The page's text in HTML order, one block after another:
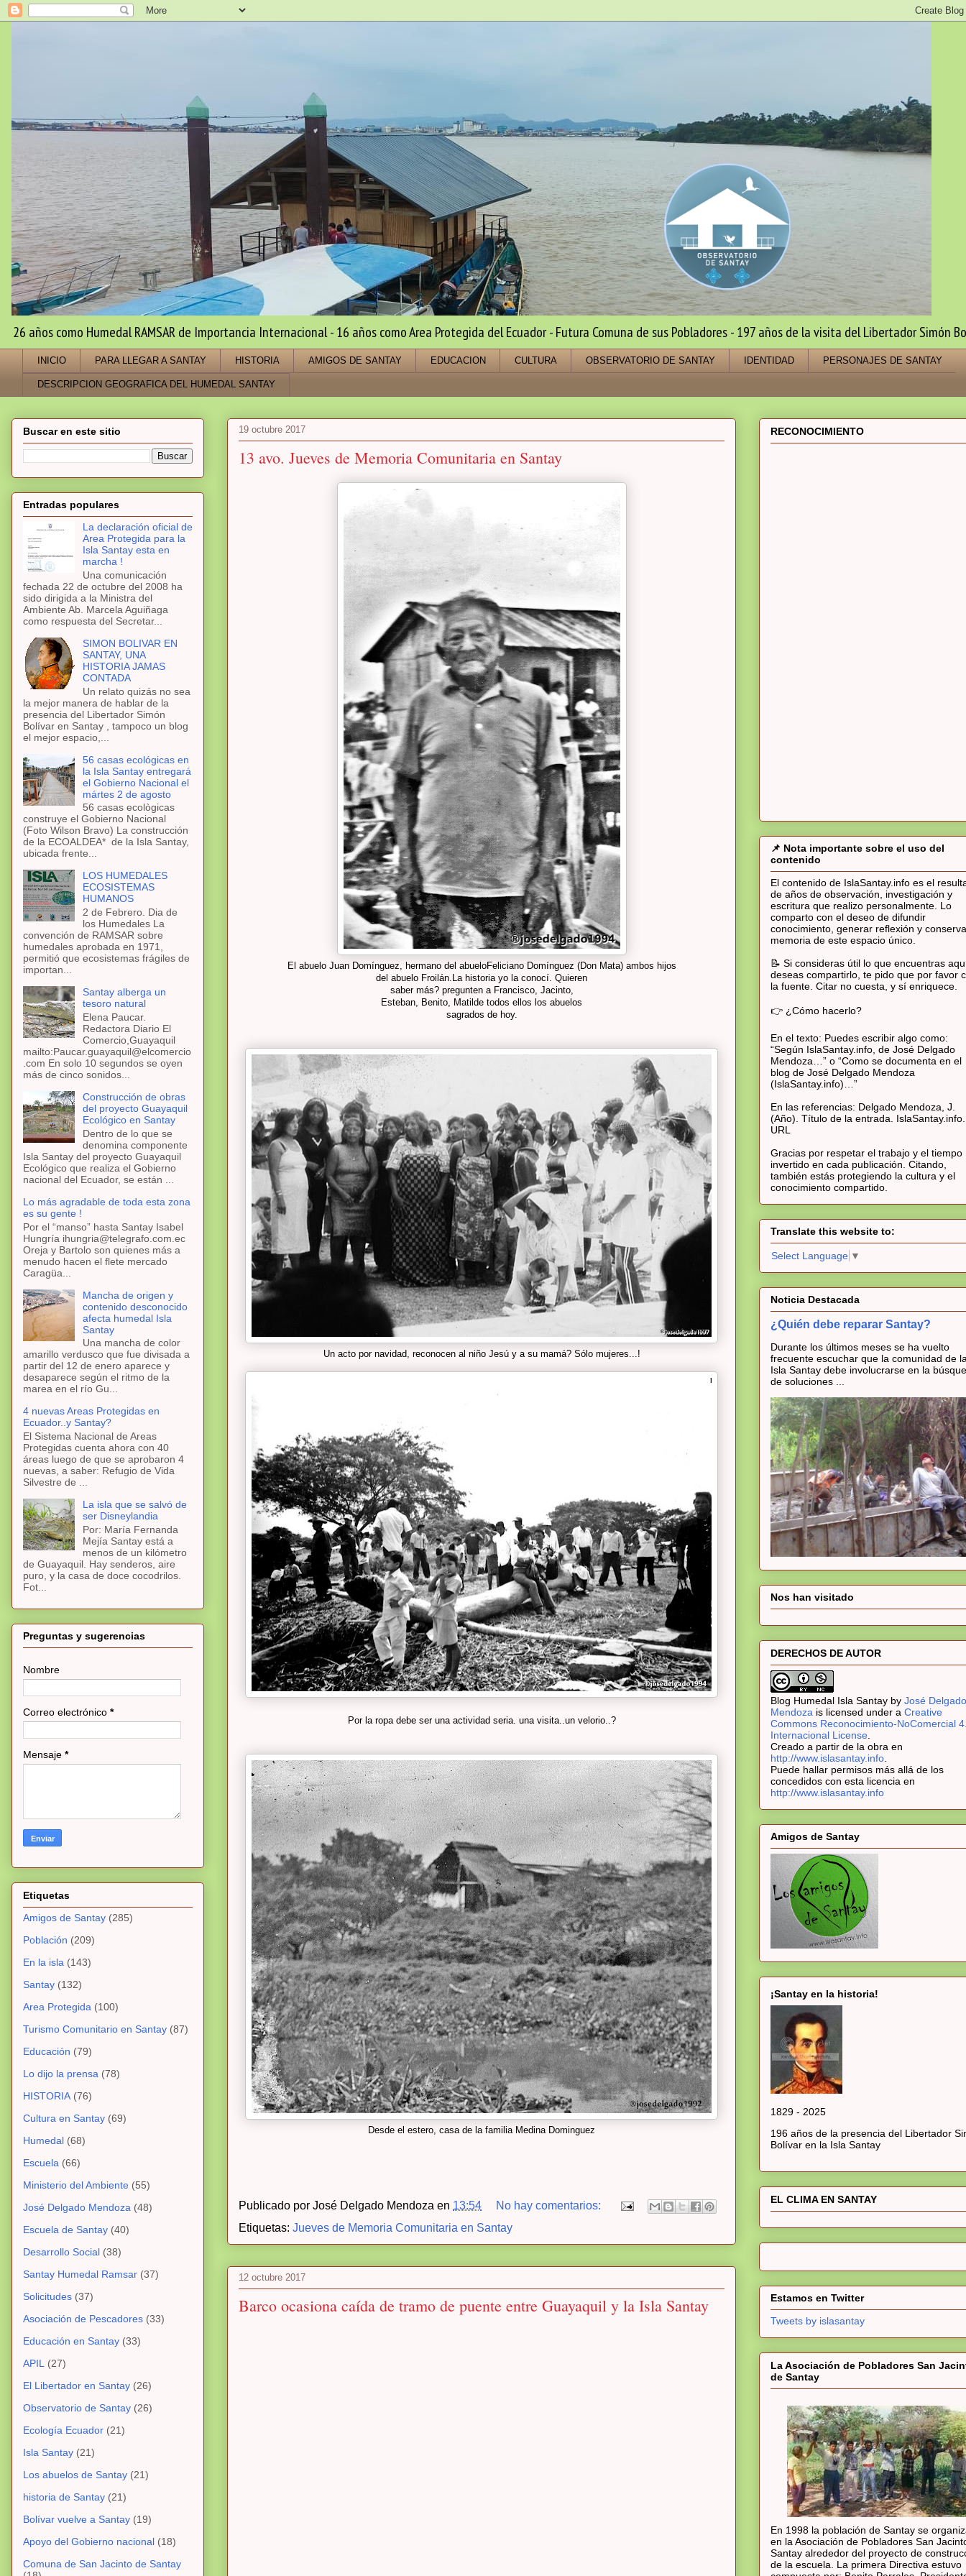
26 años como Humedal RAMSAR de Importancia Internacional - 16 años como Area Protegida del Ecuador - Futura Comuna de sus Pobladores - 197 años de la visita del Libertador Simón
INICIO PARA LLEGAR A SANTAY HISTORIA AMIGOS DE SANTAY EDUCACION CULTURA OBSERVATORIO DE SANTAY IDENTIDAD PERSONAJES DE SANTAY
DESCRIPCION GEOGRAFICA DEL HUMEDAL SANTAY
19 octubre 2017
13 avo. Jueves de Memoria Comunitaria en Santay
El abuelo Juan Domínguez, hermano del abueloFeliciano Domínguez (Don Mata) ambos hijos
del abuelo Froilán.La historia yo la conocí. Quieren
saber más? pregunten a Francisco, Jacinto,
Esteban, Benito, Matilde todos ellos los abuelos
sagrados de hoy.
Un acto por navidad, reconocen al niño Jesú y a su mamá? Sólo mujeres...!
Por la ropa debe ser una actividad seria. una visita..un velorio..?
Desde el estero, casa de la familia Medina Dominguez
Publicado por José Delgado Mendoza en 13:54
No hay comentarios:
Etiquetas: Jueves de Memoria Comunitaria en Santay
12 octubre 2017
Barco ocasiona caída de tramo de puente entre Guayaquil y la Isla Santay
Buscar en este sitio
Entradas populares
La declaración oficial de
Area Protegida para la
Isla Santay esta en
marcha !
Una comunicación
fechada 22 de octubre del 2008 ha
sido dirigida a la Ministra del
Ambiente Ab. Marcela Aguiñaga
como respuesta del Secretar...
SIMON BOLIVAR EN
SANTAY, UNA
HISTORIA JAMAS
CONTADA
Un relato quizás no sea
la mejor manera de hablar de la
presencia del Libertador Simón
Bolívar en Santay , tampoco un blog
el mejor espacio,...
56 casas ecológicas en
la Isla Santay entregará
el Gobierno Nacional el
mártes 2 de agosto
56 casas ecològicas
construye el Gobierno Nacional
(Foto Wilson Bravo) La construcción
de la ECOALDEA* de la Isla Santay,
ubicada frente...
LOS HUMEDALES
ECOSISTEMAS
HUMANOS
2 de Febrero. Dia de
los Humedales La
convención de RAMSAR sobre
humedales aprobada en 1971,
permitió que ecosistemas frágiles de
importan...
Santay alberga un
tesoro natural
Elena Paucar.
Redactora Diario El
Comercio,Guayaquil
mailto:Paucar.guayaquil@elcomercio
.com En solo 10 segundos se oyen
más de cinco sonidos...
Construcción de obras
del proyecto Guayaquil
Ecológico en Santay
Dentro de lo que se
denomina componente
Isla Santay del proyecto Guayaquil
Ecológico que realiza el Gobierno
nacional del Ecuador, se están ...
Lo más agradable de toda esta zona
es su gente !
Por el “manso” hasta Santay Isabel
Hungría ihungria@telegrafo.com.ec
Oreja y Bartolo son quienes más a
menudo hacen el flete mercado
Caragüa...
Mancha de origen y
contenido desconocido
afecta humedal Isla
Santay
Una mancha de color
amarillo verdusco que fue divisada a
partir del 12 de enero aparece y
desaparece según el ritmo de la
marea en el río Gu...
4 nuevas Areas Protegidas en
Ecuador..y Santay?
El Sistema Nacional de Areas
Protegidas cuenta ahora con 40
áreas luego de que se aprobaron 4
nuevas, a saber: Refugio de Vida
Silvestre de ...
La isla que se salvó de
ser Disneylandia
Por: María Fernanda
Mejía Santay está a
menos de un kilómetro
de Guayaquil. Hay senderos, aire
puro, y la casa de doce cocodrilos.
Fot...
Preguntas y sugerencias
Nombre
Correo electrónico *
Mensaje *
Etiquetas
Amigos de Santay (285)
Población (209)
En la isla (143)
Santay (132)
Area Protegida (100)
Turismo Comunitario en Santay (87)
Educación (79)
Lo dijo la prensa (78)
HISTORIA (76)
Cultura en Santay (69)
Humedal (68)
Escuela (66)
Ministerio del Ambiente (55)
José Delgado Mendoza (48)
Escuela de Santay (40)
Desarrollo Social (38)
Santay Humedal Ramsar (37)
Solicitudes (37)
Asociación de Pescadores (33)
Educación en Santay (33)
APIL
(27)
El Libertador en Santay (26)
Observatorio de Santay (26)
Ecología Ecuador (21)
Isla Santay (21)
Los abuelos de Santay (21)
historia de Santay (21)
Bolívar vuelve a Santay (19)
Apoyo del Gobierno nacional (18)
Comuna de San Jacinto de Santay
RECONOCIMIENTO
📌 Nota importante sobre el uso del
contenido
El contenido de IslaSantay.info es el
de años de observación, investigación y
escritura que realizo personalmente. Lo
comparto con el deseo de difundir
conocimiento, generar reflexión y
memoria de este espacio único.
📝 Si consideras útil lo que encuentras
deseas compartirlo, te pido que por favor
la fuente. Citar no cuesta, y sí enriquece.
👉 ¿Cómo hacerlo?
En el texto: Puedes escribir algo como:
“Según IslaSantay.info, de José Delgado
Mendoza…” o “Como se documenta en el
blog de José Delgado Mendoza
(IslaSantay.info)…”
En las referencias: Delgado Mendoza, J.
(Año). Título de la entrada.
URL
Gracias por respetar el trabajo y el tiempo
invertido en cada publicación. Citando,
también estás protegiendo la cultura y el
conocimiento compartido.
Translate this website to:
Select Language ▼
Noticia Destacada
¿Quién debe reparar Santay?
Durante los últimos meses se ha vuelto
frecuente escuchar que la comunidad de
Isla Santay debe involucrarse en la
de soluciones ...
Nos han visitado
DERECHOS DE AUTOR
Blog Humedal Isla Santay by José Delgado
Mendoza is licensed under a Creative
Commons Reconocimiento-NoComercial
Internacional License
Creado a partir de la obra en
http://www.islasantay.info
Puede hallar permisos más allá de los
concedidos con esta licencia en
http://www.islasantay.info
Amigos de Santay
¡Santay en la historia!
1829 - 2025
196 años de la presencia del Libertador
Bolívar en la Isla Santay
EL CLIMA EN SANTAY
Estamos en Twitter
Tweets by islasantay
La Asociación de Pobladores San
de Santay
En 1998 la población de Santay se
en la Asociación de Pobladores San
Santay alrededor del proyecto de
de la escuela. La primera Directiva estuvo